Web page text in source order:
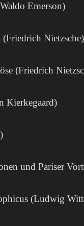
Emerson)
(Friedrich Nietzsche)
(Friedrich
Kierkegaard)
und Pariser
(Ludwig